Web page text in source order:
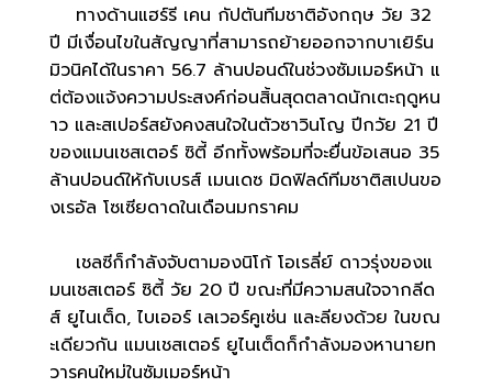
ทางด้านแฮร์รี เคน กัปตันทีมชาติอังกฤษ วัย 32
ปี มีเงื่อนไขในสัญญาที่สามารถย้ายออกจากบาเยิร์น
มิวนิคได้ในราคา 56.7 ล้านปอนด์ในช่วงซัมเมอร์หน้า แ
ต่ต้องแจ้งความประสงค์ก่อนสิ้นสุดตลาดนักเตะฤดูหน
าว และสเปอร์สยังคงสนใจในตัวซาวินโญ ปีกวัย 21 ปี
ของแมนเชสเตอร์ ซิตี้ อีกทั้งพร้อมที่จะยื่นข้อเสนอ 35
ล้านปอนด์ให้กับเบรส์ เมนเดซ มิดฟิลด์ทีมชาติสเปนขอ
งเรอัล โซเซียดาดในเดือนมกราคม
เชลซีก็กำลังจับตามองนิโก้ โอเรลี่ย์ ดาวรุ่งของแ
มนเชสเตอร์ ซิตี้ วัย 20 ปี ขณะที่มีความสนใจจากลีด
ส์ ยูไนเต็ด, ไบเออร์ เลเวอร์คูเซ่น และลียงด้วย ในขณ
ะเดียวกัน แมนเชสเตอร์ ยูไนเต็ดก็กำลังมองหานายท
วารคนใหม่ในซัมเมอร์หน้า